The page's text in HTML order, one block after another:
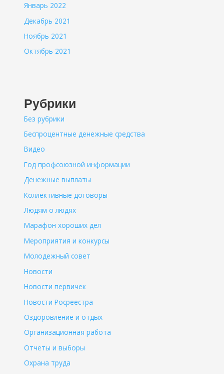
Январь 2022
Декабрь 2021
Ноябрь 2021
Октябрь 2021
Рубрики
Без рубрики
Беспроцентные денежные средства
Видео
Год профсоюзной информации
Денежные выплаты
Коллективные договоры
Людям о людях
Марафон хороших дел
Мероприятия и конкурсы
Молодежный совет
Новости
Новости первичек
Новости Росреестра
Оздоровление и отдых
Организационная работа
Отчеты и выборы
Охрана труда